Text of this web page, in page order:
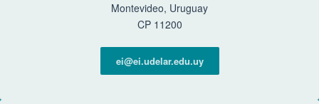
Montevideo, Uruguay
CP 11200
ei@ei.udelar.edu.uy